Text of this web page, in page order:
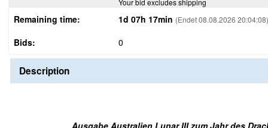
Your bid excludes shipping
Remaining time: 1d 07h 17min (Endet 08.08.2026 20:04:08)
Bids: 0
Description
Ausgabe Australien Lunar III zum Jahr des